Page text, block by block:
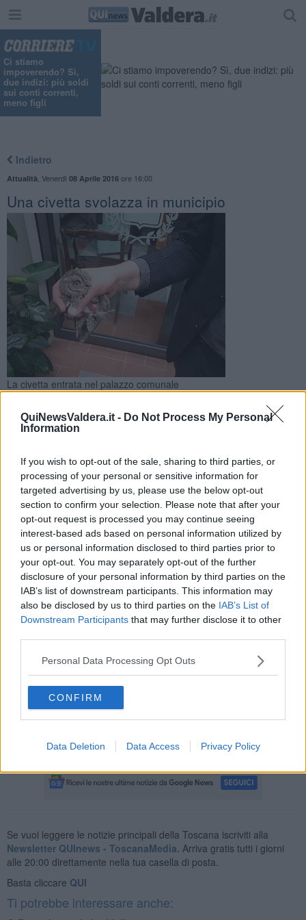
QuiNewsValdera.it - Do Not Process My Personal
Information
If you wish to opt-out of the sale, sharing to third parties, or
processing of your personal or sensitive information for
targeted advertising by us, please use the below opt-out
section to confirm your selection. Please note that after your
opt-out request is processed you may continue seeing
interest-based ads based on personal information utilized by
us or personal information disclosed to third parties prior to
your opt-out. You may separately opt-out of the further
disclosure of your personal information by third parties on the
IAB’s list of downstream participants. This information may
also be disclosed by us to third parties on the IAB’s List of
Downstream Participants that may further disclose it to other
Personal Data Processing Opt Outs
CONFIRM
Data Deletion Data Access Privacy Policy
Ci stiamo
impoverendo? Sì,
due indizi: più soldi
sui conti correnti,
meno figli
Indietro
Attualità Venerdì 08 Aprile 2016ore 16:00
Una civetta svolazza in municipio
La civetta entrata nel palazzo comunale
L'animale è stato rinvenuto all'interno dell'archivio, poi è
scappato nella sala consiliare creando un po' di scompiglio
nel palazzo comunale
CALCINAIA —Un ospite inusuale ha fatto visita ai dipendenti
comunali nella mattina di oggi, venerdì 8 aprile. Si tratta di una
piccolacivettache è stata rinvenuta da un'impiegata all'interno
dell'archivio, al piano più alto del municipio, per poi andare a
svolazzare in sala consiliare dove spaventata e infastidita dalla luce
del giorno ha sbattuto contro la porta a vetri cadendo a terra
stordita.
A soccorrerla ci ha pensato l'assessoreCristiano Alderigi. E' stato
provincia pisana, il quale ha fornito i consigli per capire se l'animale
avesse riportato untrauma cranico. Accertate le buone condizioni,
la civetta è stata fatta calmare all'interno di una scatola forata e poi
è liberata nel lucernario.
Se vuoi leggere le notizie principali della Toscana iscriviti alla
Newsletter QUInews - ToscanaMedia. Arriva gratis tutti i giorni
alle 20:00 direttamente nella tua casella di posta.
Basta cliccare QUI
Ti potrebbe interessare anche: